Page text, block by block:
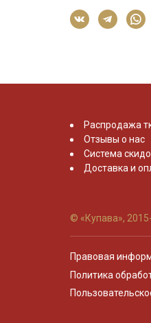
Распродажа
Отзывы о нас
Система
Доставка и
© «Купава»,
Правовая
Политика